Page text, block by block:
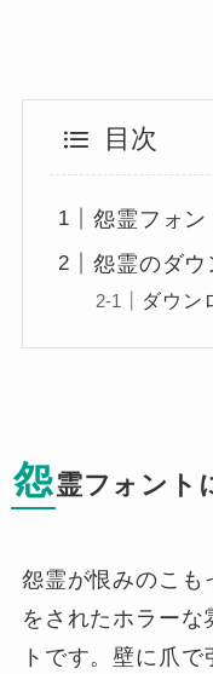
目次
怨霊フォン
怨霊のダウ
ダウン
怨霊フォント
怨霊が恨みのこも
をされたホラーな
トです。壁に爪